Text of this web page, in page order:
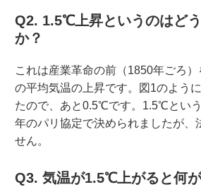
Q2. 1.5℃上昇というのはど
か？
これは産業革命の前（1850年ごろ
の平均気温の上昇です。図1のよう
たので、あと0.5℃です。1.5℃とい
年のパリ協定で決められましたが、
せん。
Q3. 気温が1.5℃上がると何